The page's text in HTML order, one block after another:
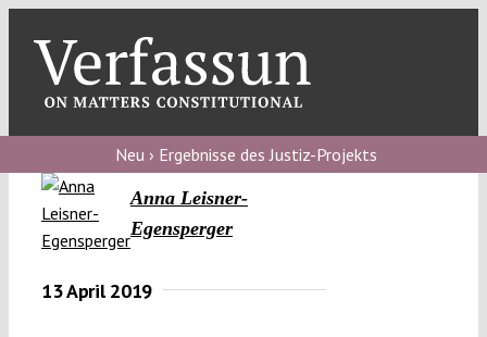
content
blog
Verfassungs
debate
podcast
Neu › Ergebnisse des Justiz-Projekts
Anna Leisner-
Egensperger
13 April 2019